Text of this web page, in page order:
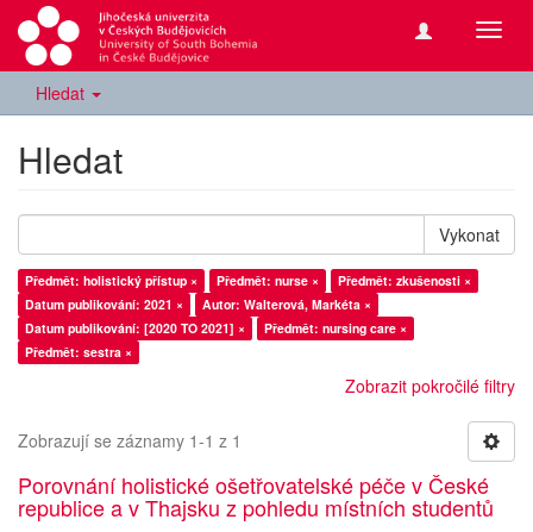
Hledat
Hledat
Vykonat
Předmět: holistický přístup × Předmět: nurse ×
Předmět: zkušenosti ×
Datum publikování: 2021 ×
Autor: Walterová, Markéta ×
Datum publikování: [2020 TO 2021] ×
Předmět: nursing care ×
Předmět: sestra ×
Zobrazit pokročilé filtry
Zobrazují se záznamy 1-1 z 1
Porovnání holistické ošetřovatelské péče v České
republice a v Thajsku z pohledu místních studentů